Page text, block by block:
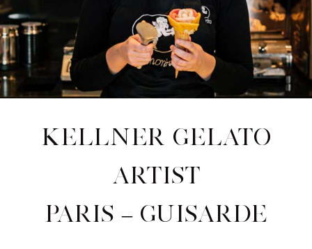
Kellner Gelato
Artist
Paris – Guisarde